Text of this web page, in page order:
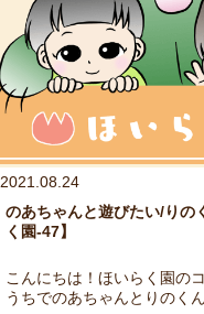
2021.08.24
のあちゃんと遊びたい/りの
く園-47】
こんにちは！ほいらく園の
うちでのあちゃんとりのく